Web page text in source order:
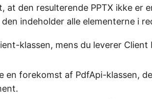
den resulterende PPTX ikke er
indeholder alle elementerne i
klassen, mens du leverer Client
en forekomst af PdfApi-klassen,